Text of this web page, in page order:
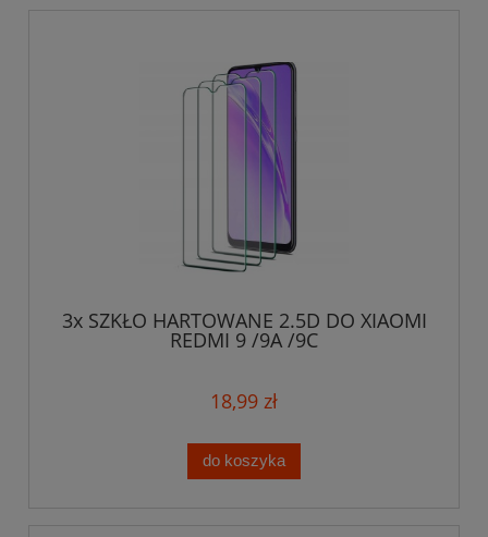
3x SZKŁO HARTOWANE 2.5D DO XIAOMI
REDMI 9 /9A /9C
18,99 zł
do koszyka